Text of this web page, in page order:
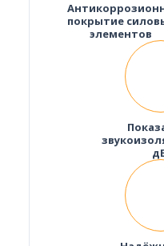
покрытие
элементов